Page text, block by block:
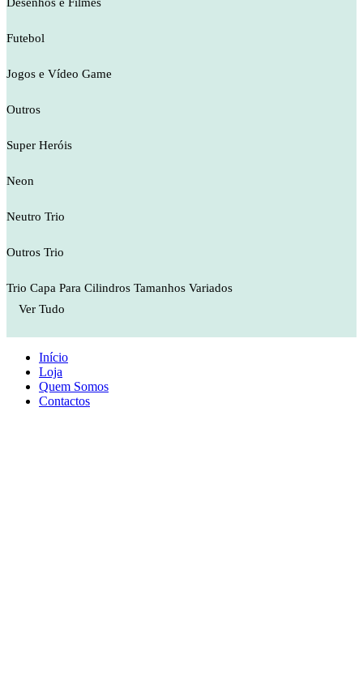
Futebol
Jogos e Vídeo Game
Outros
Super Heróis
Neon
Neutro Trio
Outros Trio
Trio Capa Para Cilindros Tamanhos Variados
Ver Tudo
Início
Loja
Quem Somos
Contactos